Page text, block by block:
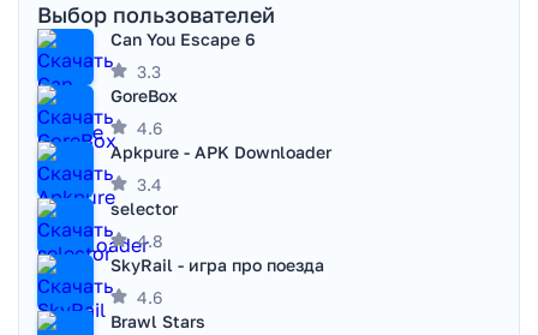
Выбор пользователей
Can You Escape 6
3.3
GoreBox
4.6
Apkpure - APK Downloader
3.4
selector
4.8
SkyRail - игра про поезда
4.6
Brawl Stars